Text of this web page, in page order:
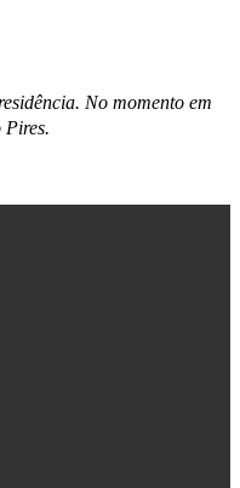
No momento em
Pires.